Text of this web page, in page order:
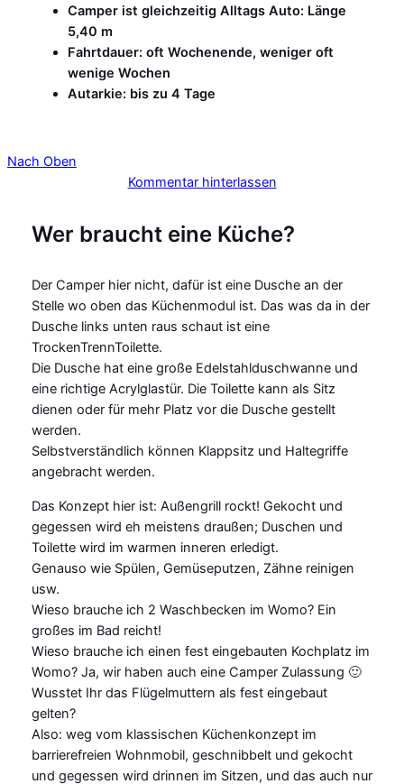
Camper ist gleichzeitig Alltags Auto: Länge
5,40 m
Fahrtdauer: oft Wochenende, weniger oft
wenige Wochen
Autarkie: bis zu 4 Tage
Nach Oben
Kommentar hinterlassen
Wer braucht eine Küche?
Der Camper hier nicht, dafür ist eine Dusche an der
Stelle wo oben das Küchenmodul ist. Das was da in der
Dusche links unten raus schaut ist eine
TrockenTrennToilette.
Die Dusche hat eine große Edelstahlduschwanne und
eine richtige Acrylglastür. Die Toilette kann als Sitz
dienen oder für mehr Platz vor die Dusche gestellt
werden.
Selbstverständlich können Klappsitz und Haltegriffe
angebracht werden.
Das Konzept hier ist: Außengrill rockt! Gekocht und
gegessen wird eh meistens draußen; Duschen und
Toilette wird im warmen inneren erledigt.
Genauso wie Spülen, Gemüseputzen, Zähne reinigen
usw.
Wieso brauche ich 2 Waschbecken im Womo? Ein
großes im Bad reicht!
Wieso brauche ich einen fest eingebauten Kochplatz im
Womo? Ja, wir haben auch eine Camper Zulassung 🙂
Wusstet Ihr das Flügelmuttern als fest eingebaut
gelten?
Also: weg vom klassischen Küchenkonzept im
barrierefreien Wohnmobil, geschnibbelt und gekocht
und gegessen wird drinnen im Sitzen, und das auch nur